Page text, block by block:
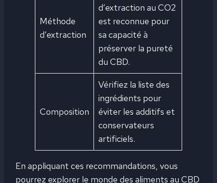
Méthode
d’extraction
d’extraction au CO2
est reconnue pour
sa capacité à
préserver la pureté
du CBD.
Composition
Vérifiez la liste des
ingrédients pour
éviter les additifs et
conservateurs
artificiels.
En appliquant ces recommandations, vous
pourrez explorer le monde des aliments au CBD